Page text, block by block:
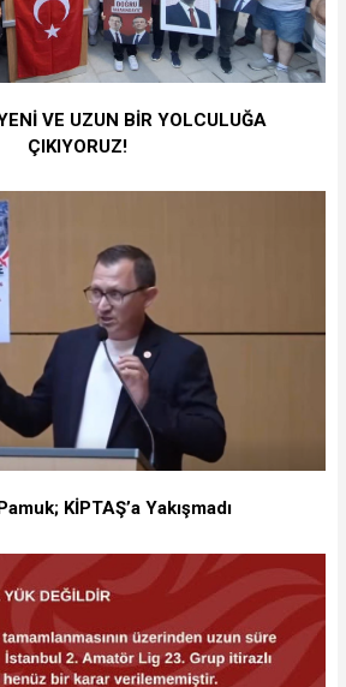
VE UZUN BİR YOLCULUĞA
ÇIKIYORUZ!
KİPTAŞ’a Yakışmadı